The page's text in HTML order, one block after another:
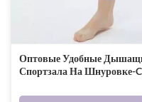
Оптовые Удобные
Спортзала На Шнуровке-